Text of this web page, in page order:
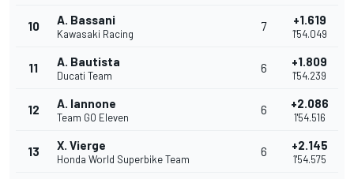
10 A. Bassani
Kawasaki Racing
7 +1.619
1'54.049
11 A. Bautista
Ducati Team
6 +1.809
1'54.239
12 A. Iannone
Team GO Eleven
6 +2.086
1'54.516
13 X. Vierge
Honda World Superbike Team
6 +2.145
1'54.575